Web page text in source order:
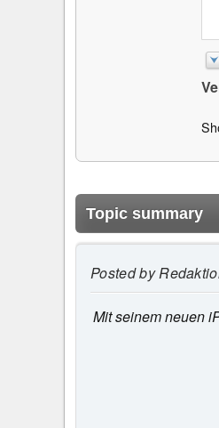
Topic summary
Posted by
Mit seinem neuen